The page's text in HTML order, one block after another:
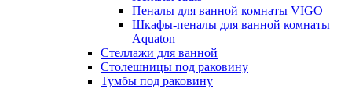
Пеналы для ванной комнаты VIGO
Шкафы-пеналы для ванной комнаты
Aquaton
Стеллажи для ванной
Столешницы под раковину
Тумбы под раковину